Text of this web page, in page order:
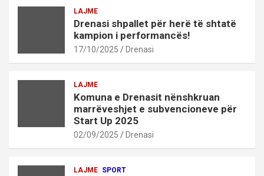
LAJME
Drenasi shpallet për herë të shtatë
kampion i performancës!
17/10/2025 Drenasi
LAJME
Komuna e Drenasit nënshkruan
marrëveshjet e subvencioneve për
Start Up 2025
02/09/2025 Drenasi
LAJME SPORT